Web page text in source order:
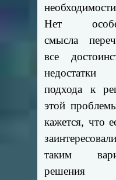
Нет
смысла
все
недостатки
подхода к
этой
кажется, что
таким
решения